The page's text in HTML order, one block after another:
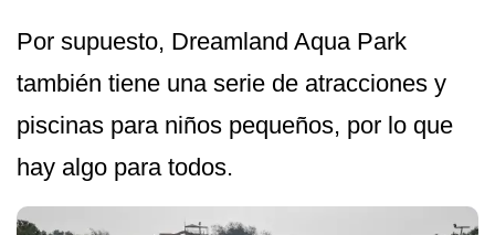
Por supuesto, Dreamland Aqua Park
también tiene una serie de atracciones y
piscinas para niños pequeños, por lo que
hay algo para todos.